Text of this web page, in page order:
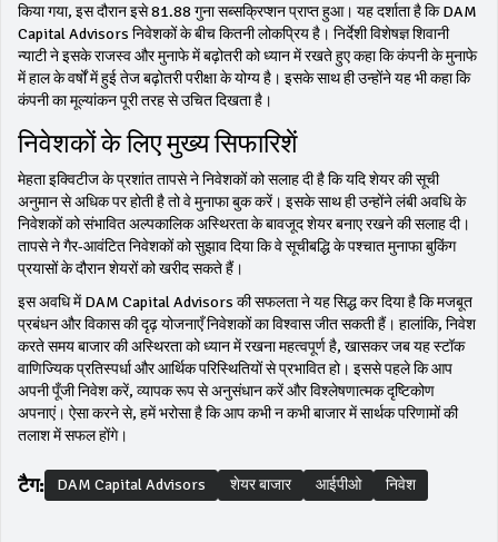
किया गया, इस दौरान इसे 81.88 गुना सब्सक्रिप्शन प्राप्त हुआ। यह दर्शाता है कि DAM
Capital Advisors निवेशकों के बीच कितनी लोकप्रिय है। निर्देशी विशेषज्ञ शिवानी
न्याटी ने इसके राजस्व और मुनाफे में बढ़ोतरी को ध्यान में रखते हुए कहा कि कंपनी के मुनाफे
में हाल के वर्षों में हुई तेज बढ़ोतरी परीक्षा के योग्य है। इसके साथ ही उन्होंने यह भी कहा कि
कंपनी का मूल्यांकन पूरी तरह से उचित दिखता है।
निवेशकों के लिए मुख्य सिफारिशें
मेहता इक्विटीज के प्रशांत तापसे ने निवेशकों को सलाह दी है कि यदि शेयर की सूची
अनुमान से अधिक पर होती है तो वे मुनाफा बुक करें। इसके साथ ही उन्होंने लंबी अवधि के
निवेशकों को संभावित अल्पकालिक अस्थिरता के बावजूद शेयर बनाए रखने की सलाह दी।
तापसे ने गैर-आवंटित निवेशकों को सुझाव दिया कि वे सूचीबद्धि के पश्चात मुनाफा बुकिंग
प्रयासों के दौरान शेयरों को खरीद सकते हैं।
इस अवधि में DAM Capital Advisors की सफलता ने यह सिद्ध कर दिया है कि मजबूत
प्रबंधन और विकास की दृढ़ योजनाएँ निवेशकों का विश्वास जीत सकती हैं। हालांकि, निवेश
करते समय बाजार की अस्थिरता को ध्यान में रखना महत्वपूर्ण है, खासकर जब यह स्टॉक
वाणिज्यिक प्रतिस्पर्धा और आर्थिक परिस्थितियों से प्रभावित हो। इससे पहले कि आप
अपनी पूँजी निवेश करें, व्यापक रूप से अनुसंधान करें और विश्लेषणात्मक दृष्टिकोण
अपनाएं। ऐसा करने से, हमें भरोसा है कि आप कभी न कभी बाजार में सार्थक परिणामों की
तलाश में सफल होंगे।
टैग: DAM Capital Advisors शेयर बाजार आईपीओ निवेश